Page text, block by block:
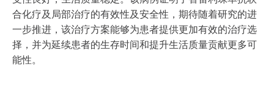
合化疗及局部治疗的有效性及安全性，期待随着研究的进
一步推进，该治疗方案能够为患者提供更加有效的治疗选
择，并为延续患者的生存时间和提升生活质量贡献更多可
能性。